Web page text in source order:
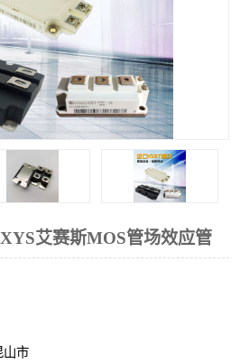
艾赛斯MOS管场效应管
山市